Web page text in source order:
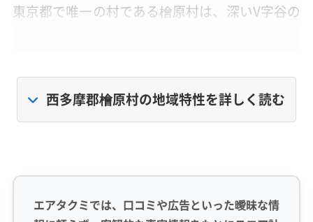
東京都で唯一の村である檜原村は、深いV字谷の
に溜まりがちになります。
そのため、エアコンは常に湿度の高い空気にさ
になってしまいます。
西多摩郡檜原村の地域特性を詳しく読む
エアタクミでは、口コミや広告といった曖昧な情